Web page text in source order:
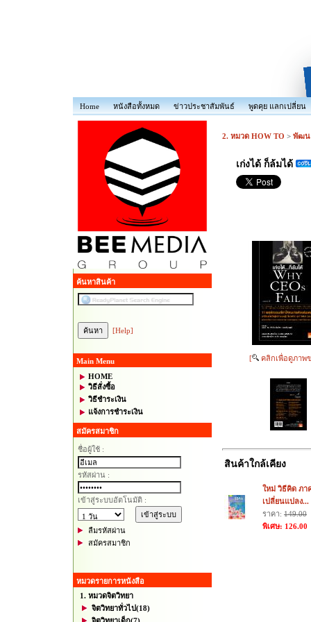
Home หนังสือทั้งหมด ข่าวประชาสัมพันธ์ พูดคุย แลกเปลี่ยน
ค้นหาสินค้า
[Help]
Main Menu
HOME
วิธีสั่งซื้อ
วิธีชำระเงิน
แจ้งการชำระเงิน
สมัครสมาชิก
ชื่อผู้ใช้ :
รหัสผ่าน :
เข้าสู่ระบบอัตโนมัติ :
ลืมรหัสผ่าน
สมัครสมาชิก
หมวดรายการหนังสือ
1. หมวดจิตวิทยา
จิตวิทยาทั่วไป(18)
2. หมวด HOW TO > พัฒน
เก่งได้ ก็ล้มได้
[ คลิกเพื่อดูภาพ
สินค้าใกล้เคียง
ใหม่ วิธีคิด ภา
เปลี่ยนแปลง...
ราคา: 149.00
พิเศษ: 126.00